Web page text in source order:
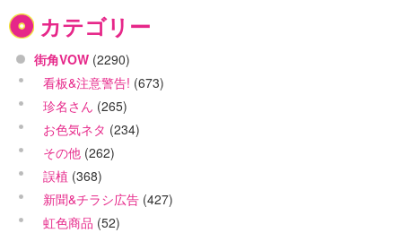
カテゴリー
街角VOW (2290)
看板&注意警告! (673)
珍名さん (265)
お色気ネタ (234)
その他 (262)
誤植 (368)
新聞&チラシ広告 (427)
虹色商品 (52)